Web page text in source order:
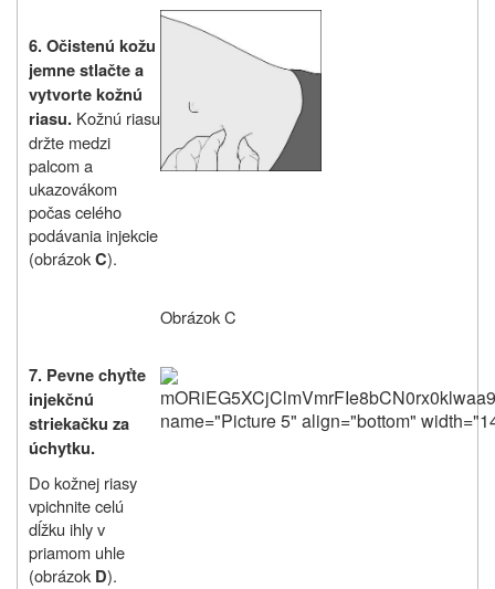
6.Očistenú kožu
jemne stlačte a
vytvorte kožnú
riasu. Kožnú riasu
držte medzi
palcom a
ukazovákom
počas celého
podávania injekcie
(obrázokC).
Obrázok C
7. Pevne chyťte
injekčnú
striekačku za
úchytku.
Do kožnej riasy
vpichnite celú
dĺžku ihly v
priamom uhle
(obrázok D).